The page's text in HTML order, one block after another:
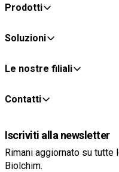
Prodotti
Soluzioni
Le nostre filiali
Contatti
Iscriviti alla newsletter
Rimani aggiornato su tutte
Biolchim.